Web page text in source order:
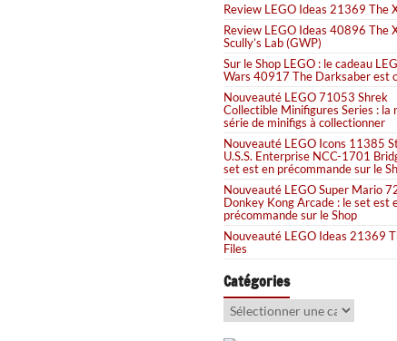
Review LEGO Ideas 21369 The
Review LEGO Ideas 40896 The
Scully’s Lab (GWP)
Sur le Shop LEGO : le cadeau
Wars 40917 The Darksaber est
Nouveauté LEGO 71053 Shrek
Collectible Minifigures Series : la
série de minifigs à collectionner
Nouveauté LEGO Icons 11385
U.S.S. Enterprise NCC-1701
set est en précommande sur le
Nouveauté LEGO Super Mario
Donkey Kong Arcade : le set est
précommande sur le Shop
Nouveauté LEGO Ideas 21369
Files
Catégories
Catégories